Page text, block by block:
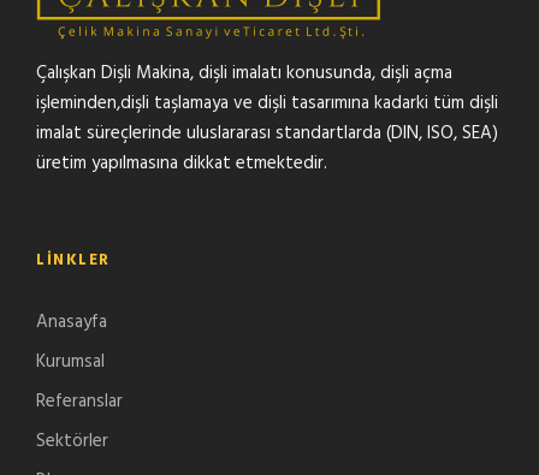
Çalışkan Dişli Makina, dişli imalatı konusunda, dişli açma
işleminden,dişli taşlamaya ve dişli tasarımına kadarki tüm dişli
imalat süreçlerinde uluslararası standartlarda (DIN, ISO, SEA)
üretim yapılmasına dikkat etmektedir.
LINKLER
Anasayfa
Kurumsal
Referanslar
Sektörler